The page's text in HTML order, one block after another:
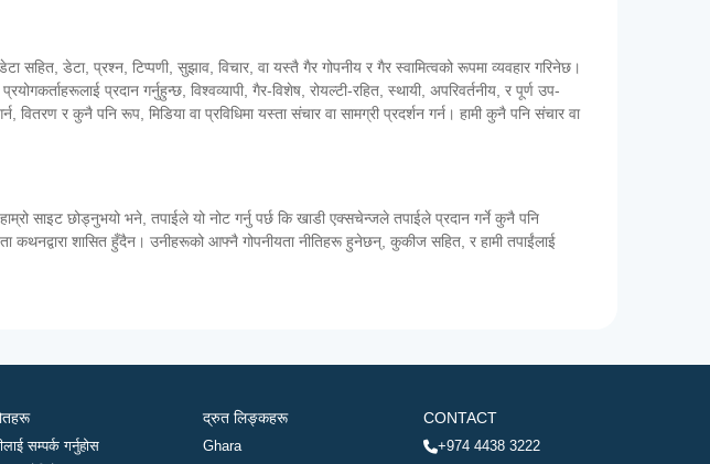
डेटा, प्रश्न, टिप्पणी, सुझाव, विचार, वा यस्तै गैर गोपनीय र गैर स्वामित्वको रूपमा व्यवहार गरिनेछ।
प्रदान गर्नुहुन्छ, विश्वव्यापी, गैर-विशेष, रोयल्टी-रहित, स्थायी, अपरिवर्तनीय, र पूर्ण उप-
र कुनै पनि रूप, मिडिया वा प्रविधिमा यस्ता संचार वा सामग्री प्रदर्शन गर्न। हामी कुनै पनि संचार वा
साइट छोड्नुभयो भने, तपाईले यो नोट गर्नु पर्छ कि खाडी एक्सचेन्जले तपाईले प्रदान गर्ने कुनै पनि
कथनद्वारा शासित हुँदैन। उनीहरूको आफ्नै गोपनीयता नीतिहरू हुनेछन्, कुकीज सहित, र हामी तपाईंलाई
सम्पर्क गर्नुहोस
द्रुत लिङ्कहरू
Ghara
CONTACT
+974 4438 3222